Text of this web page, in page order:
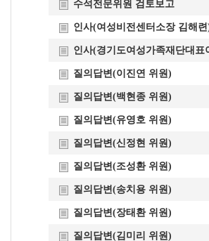
수석전문위원 검토보고
인사(여성비전센터소장 김해련
인사(경기도여성가족재단대표
질의답변(이진연 위원)
질의답변(백현종 위원)
질의답변(유영호 위원)
질의답변(신정현 위원)
질의답변(조성환 위원)
질의답변(송치용 위원)
질의답변(장태환 위원)
질의답변(김미리 위원)